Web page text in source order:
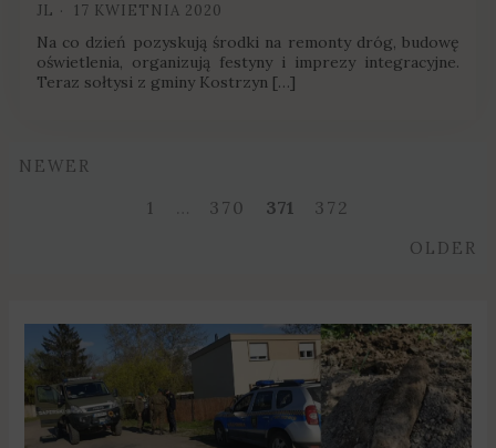
JL 17 KWIETNIA 2020
Na co dzień pozyskują środki na remonty dróg, budowę
oświetlenia, organizują festyny i imprezy integracyjne.
Teraz sołtysi z gminy Kostrzyn […]
Newer
NEWER
1 370 371
372
OLDER
Kicinie
znaleziono
pocisk